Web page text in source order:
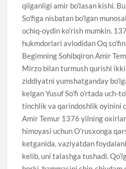
qilganligi amir bo’lasan kishi.
So’figa nisbatan bo’lgan
ochiq-oydin ko’rish mumkin.
hukmdorlari avlodidan Oq
Begimning Sohibqiron Amir
Mirzo bilan turmush qurishi
ziddiyatni yumshatganday
kelgan Yusuf So’fi o’rtada uch-
tinchlik va qarindoshlik oyinini
Amir Temur 1376 yilning
himoyasi uchun O’rusxonga
ketganida, vaziyatdan
kelib, uni talashga tushadi.